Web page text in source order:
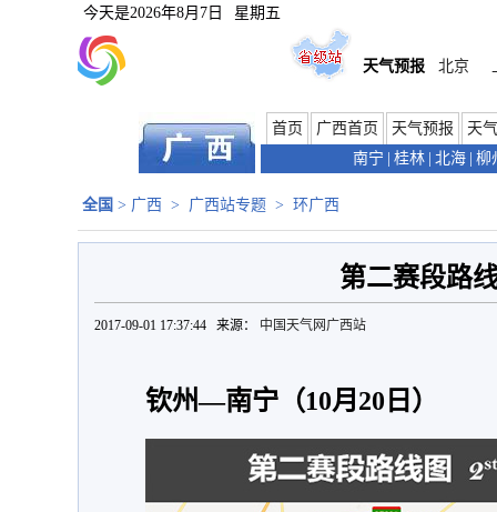
今天是2026年8月7日 星期五
天气预报 北京
首页 广西首页 天气预报
天
南宁
桂林 北海 柳
全国 > 广西 > 广西站专题 > 环广西
第二赛段路
2017-09-01 17:37:44 来源： 中国天气网广西站
钦州—南宁（10月20日）